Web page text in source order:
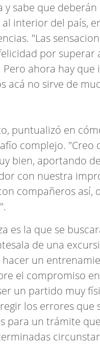
y sabe que
interior del país,
"Las
por
ahora hay que
acá no sirve de
puntualizó en
complejo. "Creo
bien, aportando
con nuestra
compañeros así,
es la que se
de una
un
el compromiso
un partido muy
los errores que
para un trámite